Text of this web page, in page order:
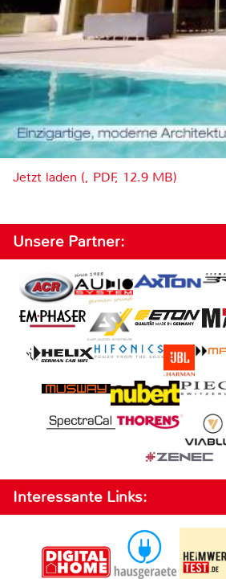
Jetzt laden (, PDF, 12.9 MB)
Unsere Partner:
Interessante Links: